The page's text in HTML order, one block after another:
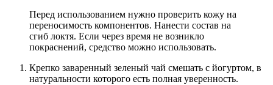
Перед использованием нужно проверить кожу на
переносимость компонентов. Нанести состав на
сгиб локтя. Если через время не возникло
покраснений, средство можно использовать.
Крепко заваренный зеленый чай смешать с йогуртом, в
натуральности которого есть полная уверенность.